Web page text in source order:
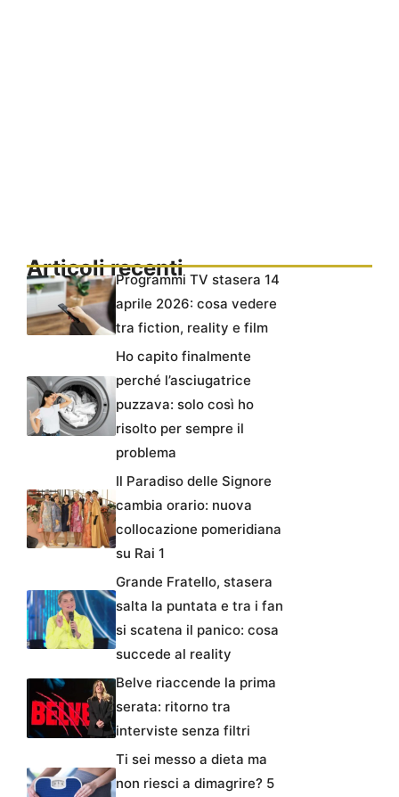
Articoli recentiProgrammi TV stasera 14
aprile 2026: cosa vedere
tra fiction, reality e film
Ho capito finalmente
perché l’asciugatrice
puzzava: solo così ho
risolto per sempre il
problema
Il Paradiso delle Signore
cambia orario: nuova
collocazione pomeridiana
su Rai 1
Grande Fratello, stasera
salta la puntata e tra i fan
si scatena il panico: cosa
succede al reality
Belve riaccende la prima
serata: ritorno tra
interviste senza filtri
Ti sei messo a dieta ma
non riesci a dimagrire? 5